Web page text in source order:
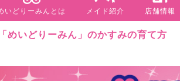
いどりーみんとは メイド紹介 店舗情報
めいどりーみん」のかすみの育て方